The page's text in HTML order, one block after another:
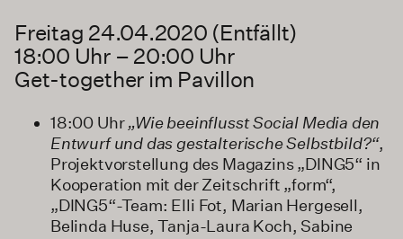
Freitag 24.04.2020 (Entfällt)
18:00 Uhr – 20:00 Uhr
Get-together im Pavillon
18:00 Uhr„Wie beeinflusst Social Media den
Entwurf und das gestalterische Selbstbild?“,
Projektvorstellung des Magazins „DING5“ in
Kooperation mit der Zeitschrift „form“,
„DING5“-Team: Elli Fot, Marian Hergesell,
Belinda Huse, Tanja-Laura Koch, Sabine